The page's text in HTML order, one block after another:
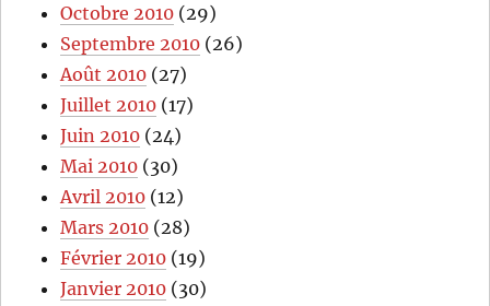
Octobre 2010 (29)
Septembre 2010 (26)
Août 2010 (27)
Juillet 2010 (17)
Juin 2010 (24)
Mai 2010 (30)
Avril 2010 (12)
Mars 2010 (28)
Février 2010 (19)
Janvier 2010 (30)